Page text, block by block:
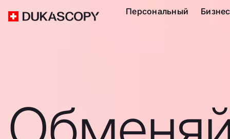
Персональный Бизнес